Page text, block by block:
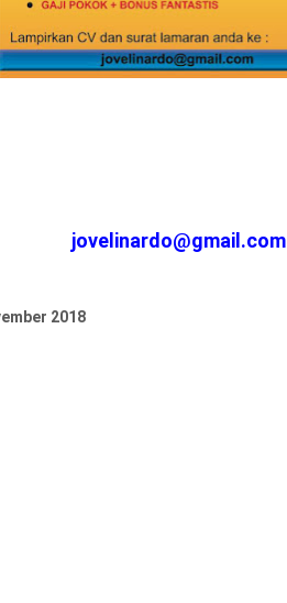
jovelinardo@gmail.com
2018